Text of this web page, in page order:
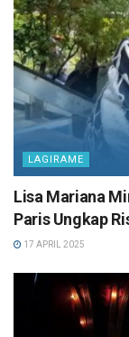
LAGIRAME
Lisa Mariana
Paris Ungkap
17 APRIL 2025